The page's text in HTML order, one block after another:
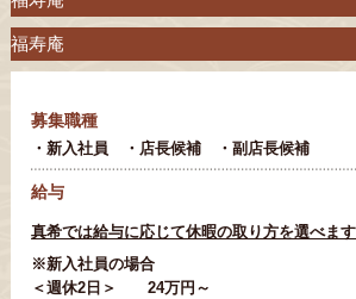
福寿庵
募集職種
・新入社員 ・店長候補 ・副店長候補
給与
真希では給与に応じて休暇の取り方を選べます
※新入社員の場合
＜週休2日＞ 24万円～